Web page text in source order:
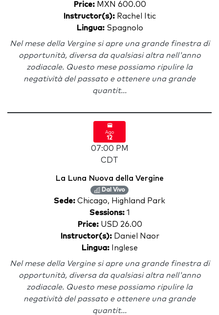
Price:MXN 600.00
Instructor(s): Rachel Itic
Lingua:Spagnolo
Nel mese della Vergine si apre una grande finestra di
opportunità, diversa da qualsiasi altra nell'anno
zodiacale. Questo mese possiamo ripulire la
negatività del passato e ottenere una grande
quantit...
Ago
12
07:00 PM
CDT
La Luna Nuova della Vergine
Dal Vivo
Sede: Chicago, Highland Park
Sessions:1
Price:USD 26.00
Instructor(s):Daniel Naor
Lingua: Inglese
Nel mese della Vergine si apre una grande finestra di
opportunità, diversa da qualsiasi altra nell'anno
zodiacale. Questo mese possiamo ripulire la
negatività del passato e ottenere una grande
quantit...